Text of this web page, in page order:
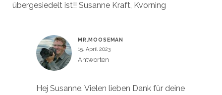
übergesiedelt ist!! Susanne Kraft, Kvorning
MR.MOOSEMAN
15. April 2023
Antworten
Hej Susanne. Vielen lieben Dank für deine